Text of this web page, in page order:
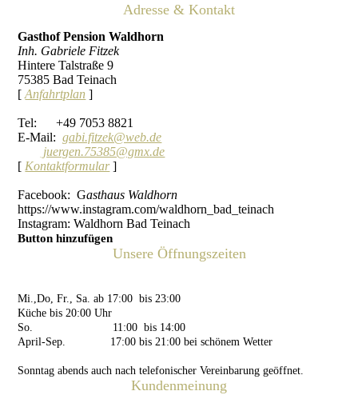
Adresse & Kontakt
Gasthof Pension Waldhorn
Inh. Gabriele Fitzek
Hintere Talstraße 9
75385 Bad Teinach
[Anfahrtplan ]
Tel: +49 7053 8821
E-Mail:gabi.fitzek@web.de
juergen.75385@gmx.de
[ Kontaktformular]
Facebook: Gasthaus Waldhorn
https://www.instagram.com/waldhorn_bad_teinach
Instagram: Waldhorn Bad Teinach
Button hinzufügen
Unsere Öffnungszeiten
Mi.,Do, Fr., Sa. ab 17:00 bis 23:00
Küche bis 20:00 Uhr
So. 11:00 bis 14:00
April-Sep. 17:00 bis 21:00 bei schönem Wetter
Sonntag abends auch nach telefonischer Vereinbarung geöffnet.
Kundenmeinung